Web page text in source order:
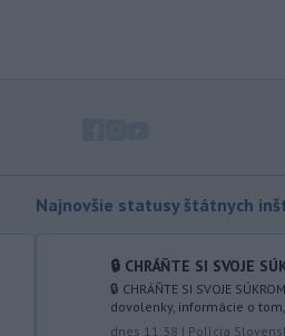
agentúry Reuters.
sobotu schválil Todda Blanchea
spravodlivosti. Blanche
Najnovšie statusy štátnych
🔒 CHRÁŇTE SI SVOJE
🔒 CHRÁŇTE SI SVOJE
dovolenky, informácie o
dnes 11:38 | Polícia